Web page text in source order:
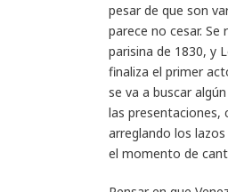
pesar de que son
parece no cesar.
parisina de 1830, y
finaliza el primer
se va a buscar
las presentaciones,
arreglando los
el momento de